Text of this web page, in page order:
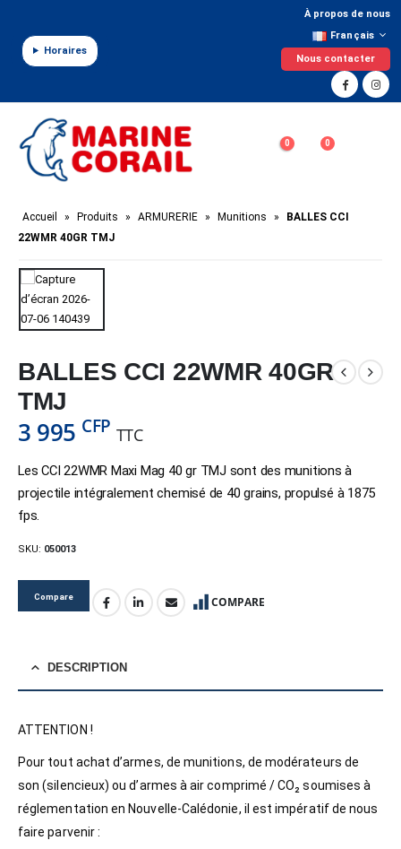
Horaires
À propos de nous
Français
Nous contacter
0 0
Accueil » Produits » ARMURERIE » Munitions »
BALLES CCI
22WMR 40GR TMJ
BALLES CCI 22WMR 40GR
TMJ
3 995 CFP TTC
Les CCI 22WMR Maxi Mag 40 gr TMJ sont des munitions à
projectile intégralement chemisé de 40 grains, propulsé à 1875
fps.
SKU: 050013
Compare COMPARE
DESCRIPTION
ATTENTION !
Pour tout achat d’armes, de munitions, de modérateurs de
son (silencieux) ou d’armes à air comprimé / CO₂ soumises à
réglementation en Nouvelle-Calédonie, il est impératif de nous
faire parvenir :